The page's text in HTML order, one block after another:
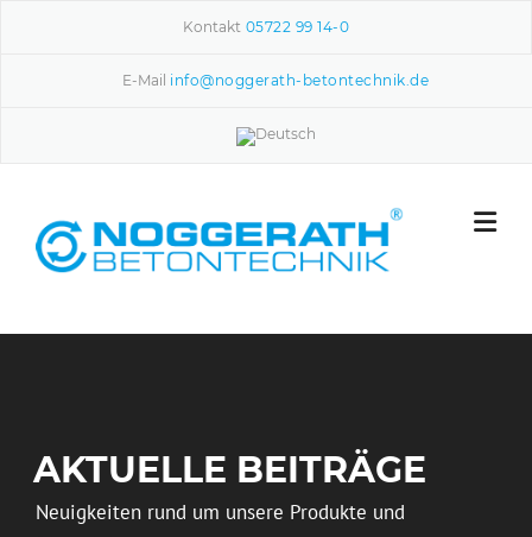
Kontakt 05722 99 14-0
E-Mail info@noggerath-betontechnik.de
AKTUELLE BEITRÄGE
Neuigkeiten rund um unsere Produkte und